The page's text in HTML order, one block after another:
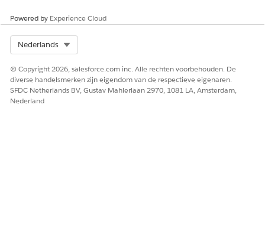
implementatie van uw TaxEngineAdapter Apex interface om
ervoor te zorgen dat deze voldoet aan de
totale heapgrootte.
HEEFT DIT ARTIKEL UW PROBLEEM OPGELOST?
Laat ons weten wat we kunnen doen om te verbeteren!
Powered by Experience Cloud
Nederlands
© Copyright 2026, salesforce.com inc. Alle rechten voorbehouden. De
diverse handelsmerken zijn eigendom van de respectieve eigenaren.
SFDC Netherlands BV, Gustav Mahlerlaan 2970, 1081 LA, Amsterdam,
Nederland